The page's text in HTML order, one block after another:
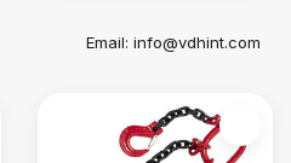
Email:info@vdhint.com